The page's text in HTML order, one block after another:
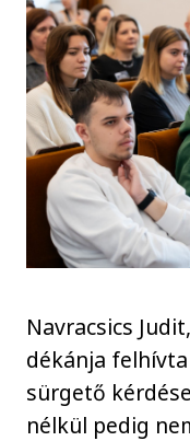
Navracsics
dékánja
sürgető
nélkül pedig